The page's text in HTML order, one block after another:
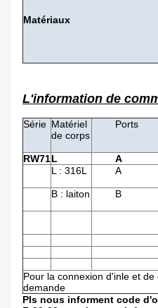
Matériaux
L'information de
Série Matériel
de corps
Ports
RW71L A
L : 316L
A
B : laiton B
Pour la connexion d'inle et
demande
Pls nous informent code